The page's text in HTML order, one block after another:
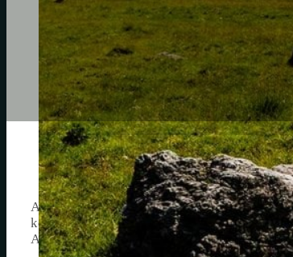
Als begeisterter Radfahrer weiß ich, wie
kommen. Eine praktische und beliebte
Artikel möchte ich meine Erfahrungen mit